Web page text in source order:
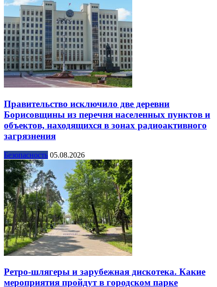
Правительство исключило две деревни
Борисовщины из перечня населенных пунктов и
объектов, находящихся в зонах радиоактивного
загрязнения
Безопасность 05.08.2026
Ретро-шлягеры и зарубежная дискотека. Какие
мероприятия пройдут в городском парке